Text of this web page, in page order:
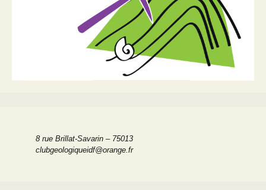
8 rue Brillat-Savarin – 75013
clubgeologiqueidf@orange.fr